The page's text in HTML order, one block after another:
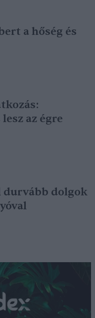
a hőség és
az égre
durvább dolgok